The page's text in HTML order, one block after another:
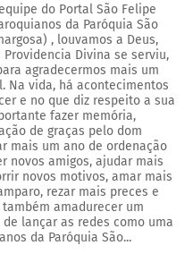
do Portal São Felipe
da Paróquia São
, louvamos a Deus,
Divina se serviu,
agradecermos mais um
Na vida, há acontecimentos
e no que diz respeito a sua
fazer memória,
de graças pelo dom
mais um ano de ordenação
novos amigos, ajudar mais
novos motivos, amar mais
rezar mais preces e
amadurecer um
lançar as redes como uma
da Paróquia São...